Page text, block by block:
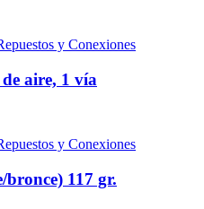
y Conexiones
aire, 1 vía
y Conexiones
117 gr.